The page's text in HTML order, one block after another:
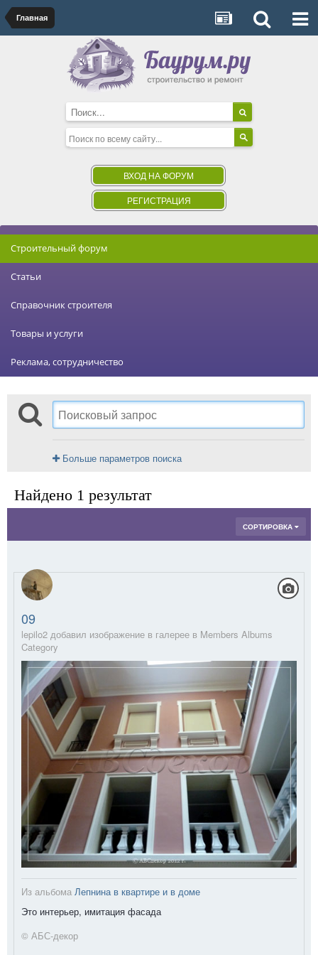
Главная
ВХОД НА ФОРУМ
РЕГИСТРАЦИЯ
Строительный форум
Статьи
Справочник строителя
Товары и услуги
Реклама, сотрудничество
Больше параметров поиска
Найдено 1 результат
СОРТИРОВКА
09
lepilo2 добавил изображение в галерее в Members Albums
Category
Из альбома Лепнина в квартире и в доме
Это интерьер, имитация фасада
© АБС-декор